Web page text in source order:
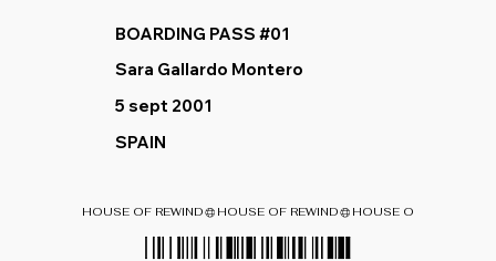
BOARDING PASS #01
Sara Gallardo Montero
5 sept 2001
SPAIN
HOUSE OF REWIND